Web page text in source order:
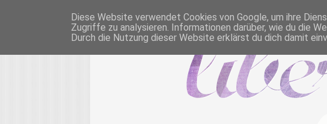
Diese Website verwendet Cookies von Google, um ihre
Zugriffe zu analysieren. Informationen darüber, wie du die
Durch die Nutzung dieser Website erklärst du dich damit